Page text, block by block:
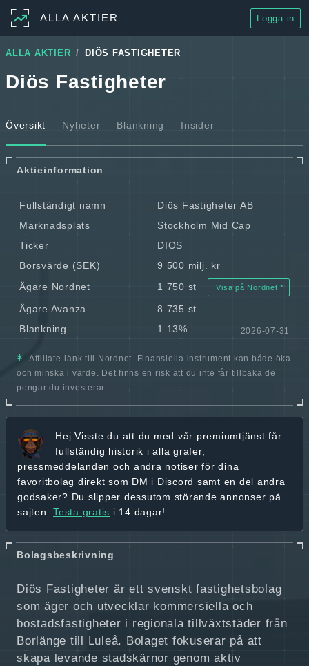
ALLA AKTIER Logga in
ALLA AKTIER DIÖS FASTIGHETER
Diös Fastigheter
Översikt Nyheter Blankning Insider
Aktieinformation
Fullständigt namn
Diös Fastigheter AB
Marknadsplats
Stockholm Mid Cap
Ticker
DIOS
Börsvärde (SEK)
9 500 milj. kr
Ägare Nordnet
1 750 st Visa på Nordnet
Ägare Avanza
8 735 st
Blankning
1.13% 2026-07-31
Affiliate-länk till Nordnet. Finansiella instrument kan både öka
och minska i värde. Det finns en risk att du inte får tillbaka de
pengar du investerar.
Hej Visste du att du med vår premiumtjänst får
fullständig historik i alla grafer,
pressmeddelanden och andra notiser för dina
favoritbolag direkt som DM i Discord samt en del andra
godsaker? Du slipper dessutom störande annonser på
sajten. Testa gratis i 14 dagar!
Bolagsbeskrivning
Diös Fastigheter är ett svenskt fastighetsbolag
som äger och utvecklar kommersiella och
bostadsfastigheter i regionala tillväxtstäder från
Borlänge till Luleå. Bolaget fokuserar på att
skapa levande stadskärnor genom aktiv